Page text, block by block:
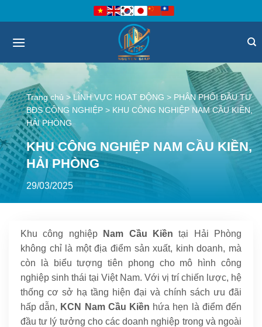
qua
Trang chủ >LĨNH VỰC HOẠT ĐỘNG > PHÂN PHỐI ĐẦU TƯ
BĐS CÔNG NGHIỆP > KHU CÔNG NGHIỆP NAM CẦU KIỀN,
HẢI PHÒNG
KHU CÔNG NGHIỆP NAM CẦU KIỀN,
HẢI PHÒNG
29/03/2025
Khu công nghiệpNam Cầu Kiền tại Hải Phòng
không chỉ là một địa điểm sản xuất, kinh doanh, mà
còn là biểu tượng tiên phong cho mô hình công
nghiệp sinh thái tại Việt Nam. Với vị trí chiến lược, hệ
thống cơ sở hạ tầng hiện đại và chính sách ưu đãi
hấp dẫn, KCN Nam Cầu Kiền hứa hẹn là điểm đến
đầu tư lý tưởng cho các doanh nghiệp trong và ngoài